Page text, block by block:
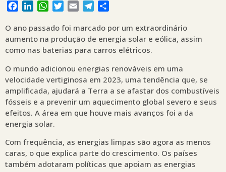
Facebook
LinkedInWhatsApp
Twitter
Email Telegram
O ano passado foi marcado por um extraordinário
aumento na produção de energia solar e eólica, assim
como nas baterias para carros elétricos.
O mundo adicionou energias renováveis em uma
velocidade vertiginosa em 2023, uma tendência que, se
amplificada, ajudará a Terra a se afastar dos combustíveis
fósseis e a prevenir um aquecimento global severo e seus
efeitos. A área em que houve mais avanços foi a da
energia solar.
Com frequência, as energias limpas são agora as menos
caras, o que explica parte do crescimento. Os países
também adotaram políticas que apoiam as energias